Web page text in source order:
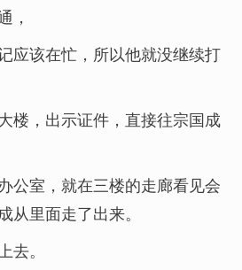
，
应该在忙，所以他就没继续打
楼，出示证件，直接往宗国成
公室，就在三楼的走廊看见会
从里面走了出来。
。